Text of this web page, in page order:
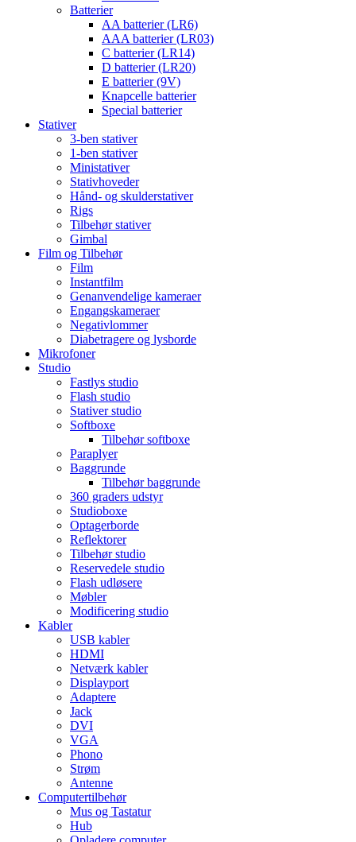
Batterier
AA batterier (LR6)
AAA batterier (LR03)
C batterier (LR14)
D batterier (LR20)
E batterier (9V)
Knapcelle batterier
Special batterier
Stativer
3-ben stativer
1-ben stativer
Ministativer
Stativhoveder
Hånd- og skulderstativer
Rigs
Tilbehør stativer
Gimbal
Film og Tilbehør
Film
Instantfilm
Genanvendelige kameraer
Engangskameraer
Negativlommer
Diabetragere og lysborde
Mikrofoner
Studio
Fastlys studio
Flash studio
Stativer studio
Softboxe
Tilbehør softboxe
Paraplyer
Baggrunde
Tilbehør baggrunde
360 graders udstyr
Studioboxe
Optagerborde
Reflektorer
Tilbehør studio
Reservedele studio
Flash udløsere
Møbler
Modificering studio
Kabler
USB kabler
HDMI
Netværk kabler
Displayport
Adaptere
Jack
DVI
VGA
Phono
Strøm
Antenne
Computertilbehør
Mus og Tastatur
Hub